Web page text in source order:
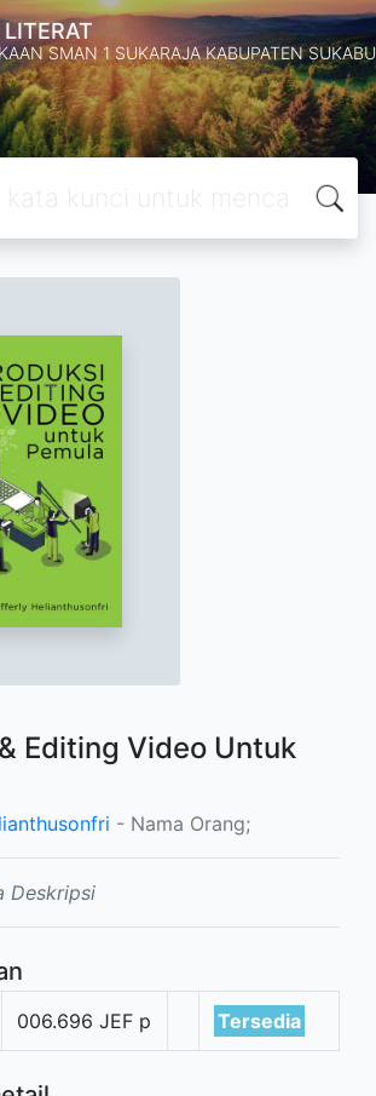
SMAN 1 SUKARAJA KABUPATEN
Editing Video Untuk
- Nama Orang;
Deskripsi
006.696 JEF p Tersedia